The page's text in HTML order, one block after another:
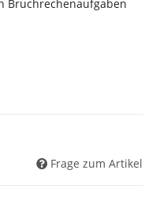
Bruchrechenaufgaben
Frage zum Artikel